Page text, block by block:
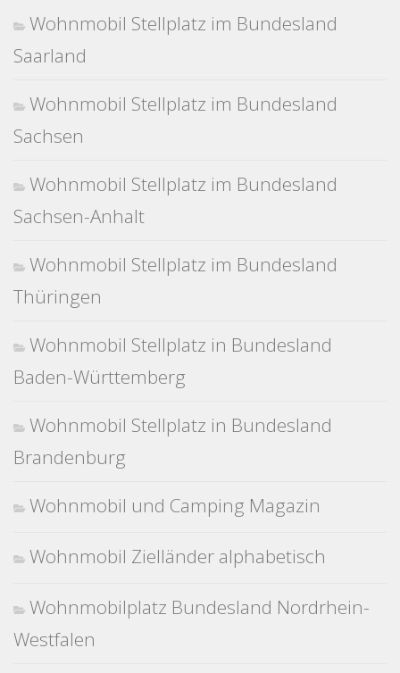
Wohnmobil Stellplatz im Bundesland
Saarland
Wohnmobil Stellplatz im Bundesland
Sachsen
Wohnmobil Stellplatz im Bundesland
Sachsen-Anhalt
Wohnmobil Stellplatz im Bundesland
Thüringen
Wohnmobil Stellplatz in Bundesland
Baden-Württemberg
Wohnmobil Stellplatz in Bundesland
Brandenburg
Wohnmobil und Camping Magazin
Wohnmobil Zielländer alphabetisch
Wohnmobilplatz Bundesland Nordrhein-
Westfalen